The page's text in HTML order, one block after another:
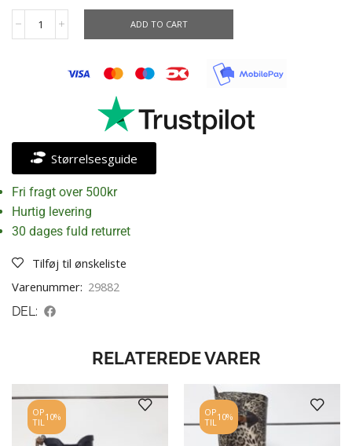
ADD TO CART
Størrelsesguide
Fri fragt over 500kr
Hurtig levering
30 dages fuld returret
Tilføj til ønskeliste
Varenummer: 29882
DEL:
RELATEREDE VARER
OP
TIL 10%
OP
TIL 10%